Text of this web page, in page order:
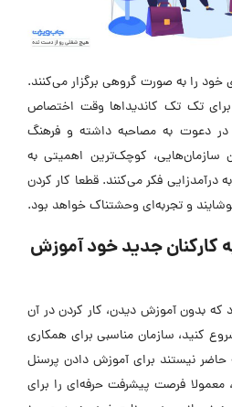
را به صورت گروهی برگزار می‌کنند.
برای تک تک کاندیداها وقت اختصاص
در دعوت به مصاحبه داشته و فرهنگ
سازمان‌هایی، کوچک‌ترین اهمیتی به
درآمدزایی فکر می‌کنند. قطعا کار کردن
و تجربه‌ای وحشتناک خواهد بود.
کارکنان جدید خود آموزش
که بدون آموزش دیدن، کار کردن در آن
کنید، سازمان مناسبی برای همکاری
نیستند برای آموزش دادن پرسنل
معمولا فرصت پیشرفت حرفه‌ای را برای